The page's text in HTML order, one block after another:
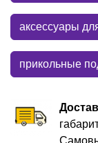
аксессуары
прикольные